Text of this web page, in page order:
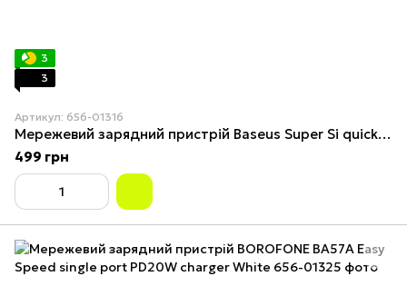
3
3
Артикул: 656-01316
Мережевий зарядний пристрій Baseus Super Si quick charger IC 30W EU Black
499 грн